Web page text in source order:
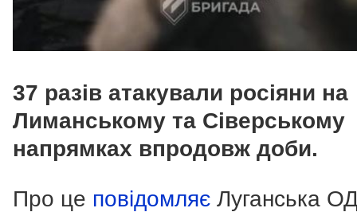
37 разів атакували росіяни на
Лиманському та Сіверському
напрямках впродовж доби.
Про це повідомляє Луганська